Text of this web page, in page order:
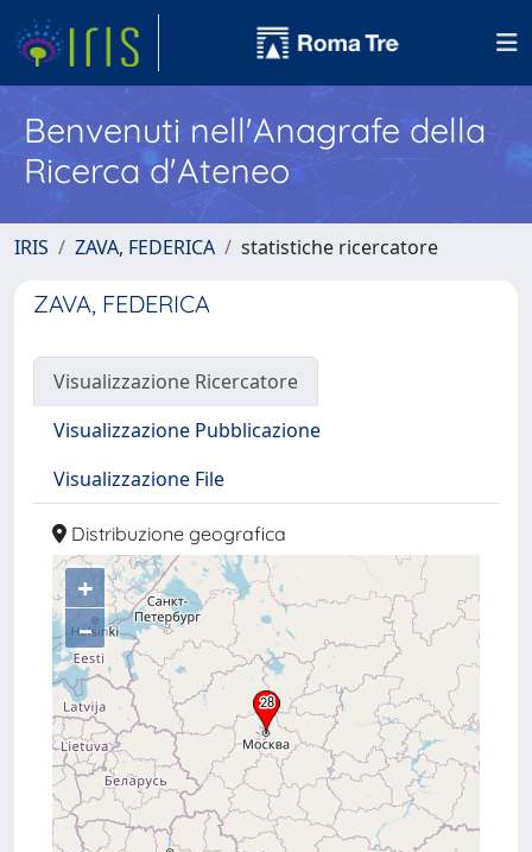
Benvenuti nell'Anagrafe della
Ricerca d'Ateneo
IRIS ZAVA, FEDERICA statistiche ricercatore
ZAVA, FEDERICA
Visualizzazione Ricercatore
Visualizzazione Pubblicazione
Visualizzazione File
Distribuzione geografica
+
–